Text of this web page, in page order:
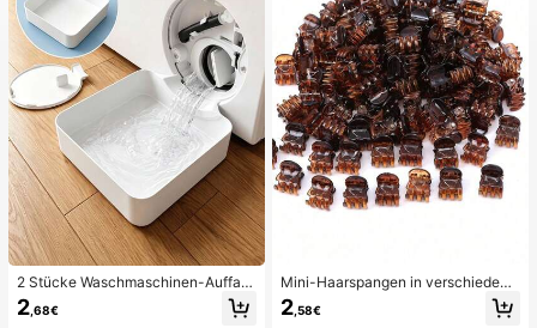
2 Stücke Waschmaschinen-Auffan
gwanne Tropfschale, wasserdichte
Bodenschutzmatte für Waschraum,
2 ,68€
Mini-Haarspangen in verschiedene
n Farben, geeignet für Frauenfrisure
n und dekorative Haaraccessoires,
2 ,58€